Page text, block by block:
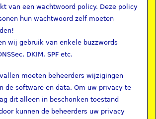
van een wachtwoord policy. Deze policy
hun wachtwoord zelf moeten
wij gebruik van enkele buzzwords
DKIM, SPF etc.
moeten beheerders wijzigingen
de software en data. Om uw privacy te
dit alleen in beschonken toestand
kunnen de beheerders uw privacy